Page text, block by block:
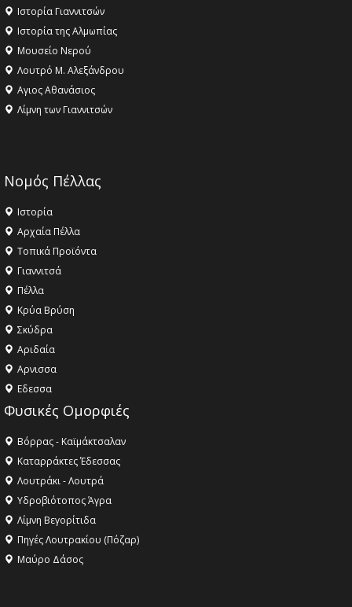
Ιστορία Γιαννιτσών
Ιστορία της Αλμωπίας
Μουσείο Νερού
Λουτρό Μ. Αλεξάνδρου
Αγιος Αθανάσιος
Λίμνη των Γιαννιτσών
Νομός Πέλλας
Ιστορία
Αρχαία Πέλλα
Τοπικά Προϊόντα
Γιαννιτσά
Πέλλα
Κρύα Βρύση
Σκύδρα
Αριδαία
Aρνισσα
Eδεσσα
Φυσικές Ομορφιές
Βόρρας - Καϊμάκτσαλαν
Καταρράκτες Έδεσσας
Λουτράκι - Λουτρά
Υδροβιότοπος Άγρα
Λίμνη Βεγορίτιδα
Πηγές Λουτρακίου (Πόζαρ)
Μαύρο Δάσος